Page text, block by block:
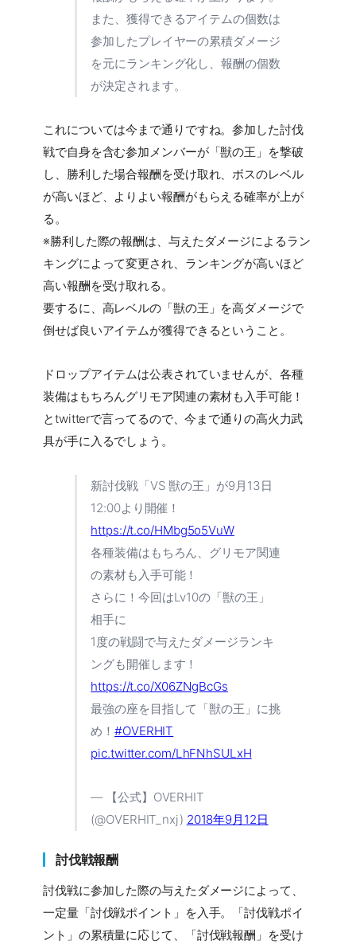
また、獲得できるアイテムの個数は
参加したプレイヤーの累積ダメージ
を元にランキング化し、報酬の個数
が決定されます。
これについては今まで通りですね。参加した討伐
戦で自身を含む参加メンバーが「獣の王」を撃破
し、勝利した場合報酬を受け取れ、ボスのレベル
が高いほど、よりよい報酬がもらえる確率が上が
る。
※勝利した際の報酬は、与えたダメージによるラン
キングによって変更され、ランキングが高いほど
高い報酬を受け取れる。
要するに、高レベルの「獣の王」を高ダメージで
倒せば良いアイテムが獲得できるということ。
ドロップアイテムは公表されていませんが、各種
装備はもちろんグリモア関連の素材も入手可能！
とtwitterで言ってるので、今まで通りの高火力武
具が手に入るでしょう。
新討伐戦「VS 獣の王」が9月13日
12:00より開催！
https://t.co/HMbg5o5VuW
各種装備はもちろん、グリモア関連
の素材も入手可能！
さらに！今回はLv10の「獣の王」
相手に
1度の戦闘で与えたダメージランキ
ングも開催します！
https://t.co/X06ZNgBcGs
最強の座を目指して「獣の王」に挑
め！#OVERHIT
pic.twitter.com/LhFNhSULxH
— 【公式】OVERHIT
(@OVERHIT_nxj) 2018年9月12日
討伐戦報酬
討伐戦に参加した際の与えたダメージによって、
一定量「討伐戦ポイント」を入手。「討伐戦ポイ
ント」の累積量に応じて、「討伐戦報酬」を受け